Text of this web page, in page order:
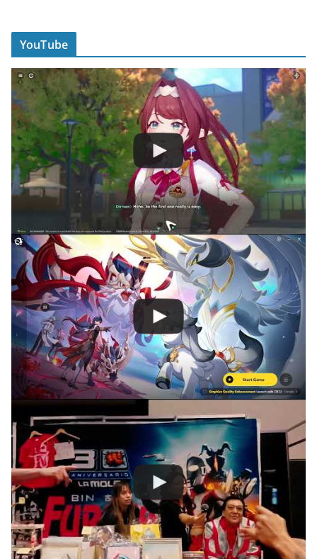
YouTube